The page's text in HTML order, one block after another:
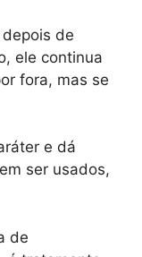
de
ele continua
fora, mas se
e dá
ser usados,
de